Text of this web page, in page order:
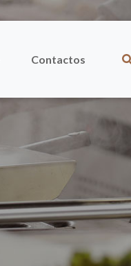
Contactos